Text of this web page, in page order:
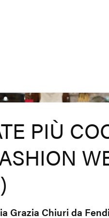
PIÙ
Grazia Chiuri da